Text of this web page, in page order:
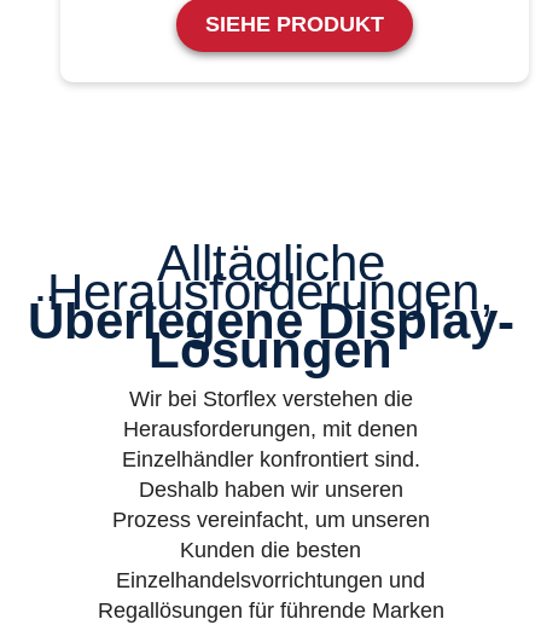
SIEHE PRODUKT
Alltägliche
Herausforderungen,
Überlegene Display-
Lösungen
Wir bei Storflex verstehen die
Herausforderungen, mit denen
Einzelhändler konfrontiert sind.
Deshalb haben wir unseren
Prozess vereinfacht, um unseren
Kunden die besten
Einzelhandelsvorrichtungen und
Regallösungen für führende Marken